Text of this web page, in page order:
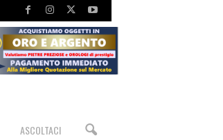
ASCOLTACI